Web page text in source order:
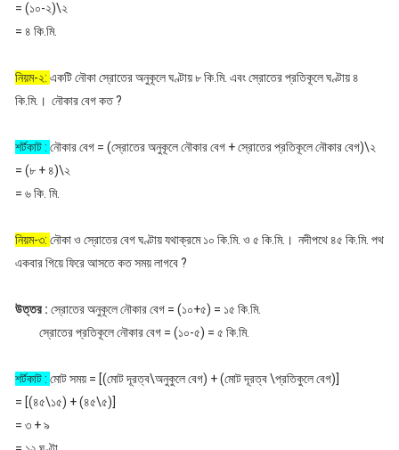
= (১০-২)\২
= ৪ কি.মি.
নিয়ম-২: একটি নৌকা স্রোতের অনুকূলে ঘণ্টায় ৮ কি.মি. এবং স্রোতের প্রতিকূলে ঘণ্টায় ৪
কি.মি.। নৌকার বেগ কত ?
শর্টকাট : নৌকার বেগ = (স্রোতের অনুকূলে নৌকার বেগ + স্রোতের প্রতিকূলে নৌকার বেগ)\২
= (৮ + ৪)\২
= ৬ কি. মি.
নিয়ম-৩: নৌকা ও স্রোতের বেগ ঘণ্টায় যথাক্রমে ১০ কি.মি. ও ৫ কি.মি.। নদীপথে ৪৫ কি.মি. পথ
একবার গিয়ে ফিরে আসতে কত সময় লাগবে ?
উত্তর : স্রোতের অনুকূলে নৌকার বেগ = (১০+৫) = ১৫ কি.মি.
স্রোতের প্রতিকূলে নৌকার বেগ = (১০-৫) = ৫ কি.মি.
শর্টকাট : মোট সময় = [(মোট দূরত্ব\অনুকুলে বেগ) + (মোট দূরত্ব \প্রতিকুলে বেগ)]
= [(৪৫\১৫) + (৪৫\৫)]
= ৩ + ৯